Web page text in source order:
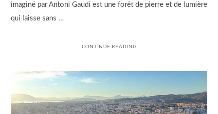
imaginé par Antoni Gaudí est une forêt de pierre et de lumière
qui laisse sans …
CONTINUE READING